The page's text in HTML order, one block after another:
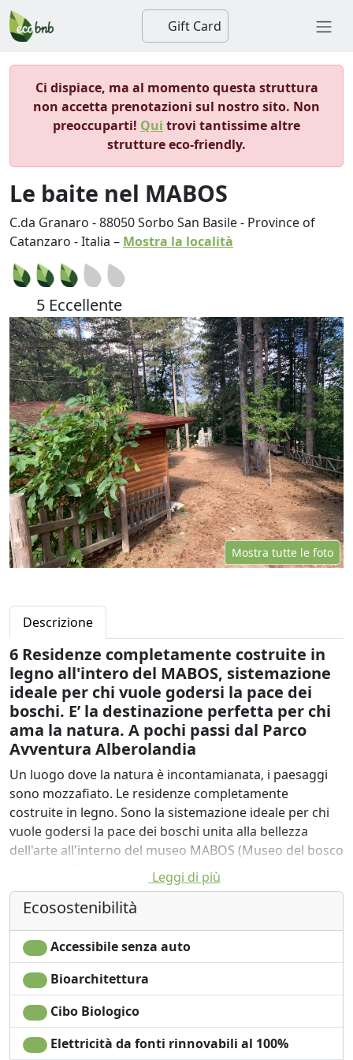
Gift Card
Ci dispiace, ma al momento questa struttura
non accetta prenotazioni sul nostro sito. Non
preoccuparti! Qui trovi tantissime altre
strutture eco-friendly.
Le baite nel MABOS
C.da Granaro -88050Sorbo San Basile- Province of
Catanzaro -Italia – Mostra la località
5 Eccellente
Mostra tutte le foto
Descrizione
6 Residenze completamente costruite in
legno all'intero del MABOS, sistemazione
ideale per chi vuole godersi la pace dei
boschi. E’ la destinazione perfetta per chi
ama la natura. A pochi passi dal Parco
Avventura Alberolandia
Un luogo dove la natura è incontamianata, i paesaggi
sono mozzafiato. Le residenze completamente
costruite in legno. Sono la sistemazione ideale per chi
vuole godersi la pace dei boschi unita alla bellezza
dell'arte all'interno del museo MABOS (Museo del bosco
della Sila). E’ la destinazione perfetta per chi ama la
natura e la cultura.
A pochi km dal Parco Nazionale offre infinite possibilità
di trekking ed escursioni ma è anche una scelta per una
fuga immersi nella natura per staccare la spina dallo
stress quotidiano.
Offriamo la possibilità di organizzare diverse attività,
come PERCORSI ENOGASTRONOMICI: visite alle vicine
aziende (Produzione formaggi, produzione piccoli
frutti) con degustazioni di prodotti tipici e di vini,
Leggi di più
Ecosostenibilità
Accessibile senza auto
Bioarchitettura
Cibo Biologico
Elettricità da fonti rinnovabili al 100%